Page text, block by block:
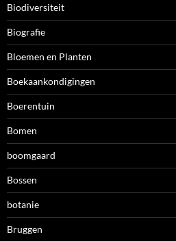
Biodiversiteit
Biografie
Bloemen en Planten
Boekaankondigingen
Boerentuin
Bomen
boomgaard
Bossen
botanie
Bruggen